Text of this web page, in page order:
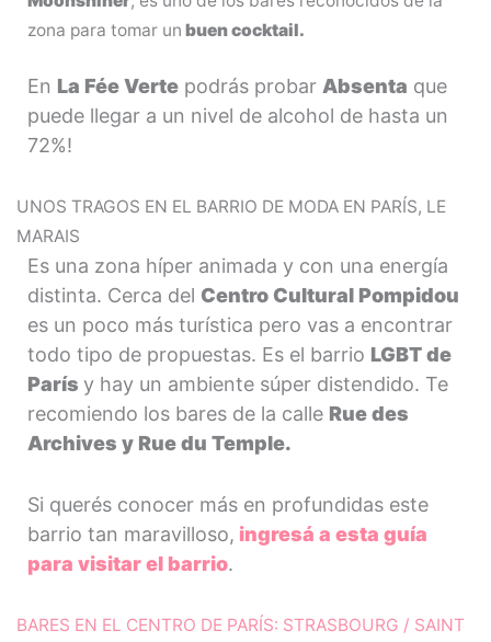
zona para tomar un buen cocktail.
En La Fée Verte podrás probar Absenta que
puede llegar a un nivel de alcohol de hasta un
72%!
UNOS TRAGOS EN EL BARRIO DE MODA EN PARÍS, LE
MARAIS
Es una zona híper animada y con una energía
distinta. Cerca del Centro Cultural Pompidou
es un poco más turística pero vas a encontrar
todo tipo de propuestas. Es el barrio LGBT de
París y hay un ambiente súper distendido. Te
recomiendo los bares de la calle Rue des
Archives y Rue du Temple.
Si querés conocer más en profundidas este
barrio tan maravilloso, ingresá a esta guía
para visitar el barrio.
BARES EN EL CENTRO DE PARÍS: STRASBOURG / SAINT